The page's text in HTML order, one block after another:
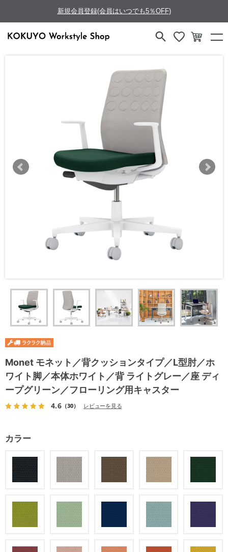
新規会員登録(会員はいつでも5％OFF)
Monet モネット／背クッションタイプ／L型肘／ホ
ワイト脚／本体ホワイト／背 ライトグレー／座 ディ
ープグリーン／フローリング用キャスター
4.6（30） レビューを見る
カラー